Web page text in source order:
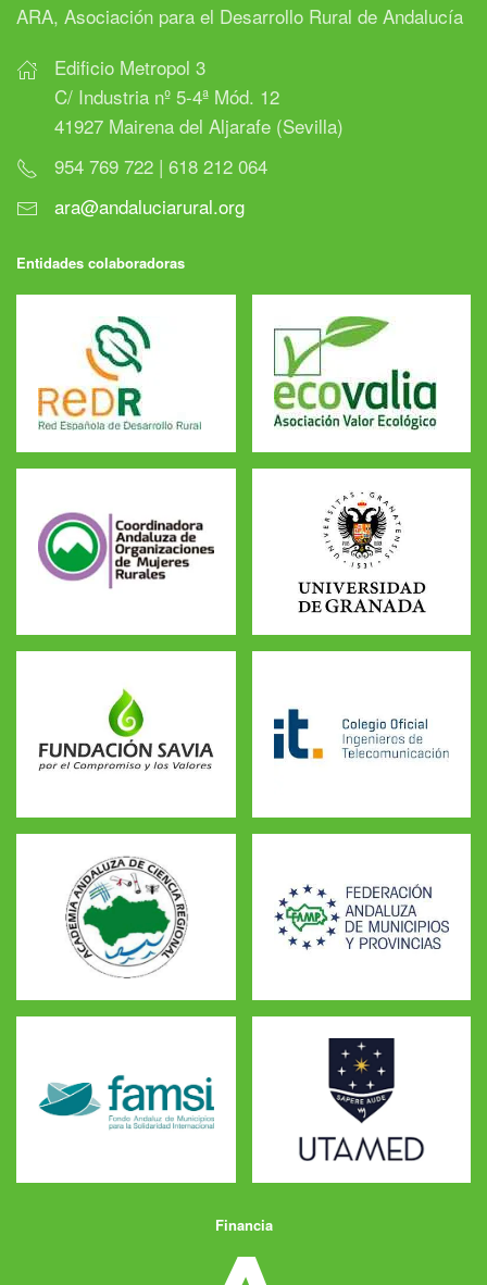
ARA, Asociación para el Desarrollo Rural de Andalucía
Edificio Metropol 3
C/ Industria nº 5-4ª Mód. 12
41927 Mairena del Aljarafe (Sevilla)
954 769 722 | 618 212 064
ara@andaluciarural.org
Entidades colaboradoras
Financia